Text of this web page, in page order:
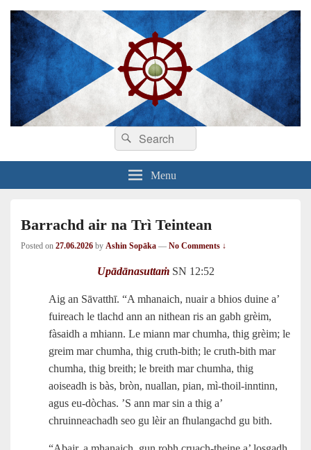
Search
for:
Search
Menu
Barrachd air na Trì Teintean
Posted on 27.06.2026 by Ashin Sopāka — No Comments ↓
UpādānasuttaṁSN 12:52
Aig an Sāvatthī. “A mhanaich, nuair a bhios duine a’
fuireach le tlachd ann an nithean ris an gabh grèim,
fàsaidh a mhiann. Le miann mar chumha, thig grèim; le
greim mar chumha, thig cruth‑bith; le cruth‑bith mar
chumha, thig breith; le breith mar chumha, thig
aoiseadh is bàs, bròn, nuallan, pian, mì‑thoil-inntinn,
agus eu‑dòchas. ’S ann mar sin a thig a’
chruinneachadh seo gu lèir an fhulangachd gu bith.